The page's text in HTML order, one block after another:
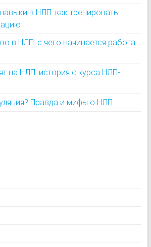
в НЛП: как тренировать
в НЛП: с чего начинается работа
на НЛП: история с курса НЛП-
Правда и мифы о НЛП